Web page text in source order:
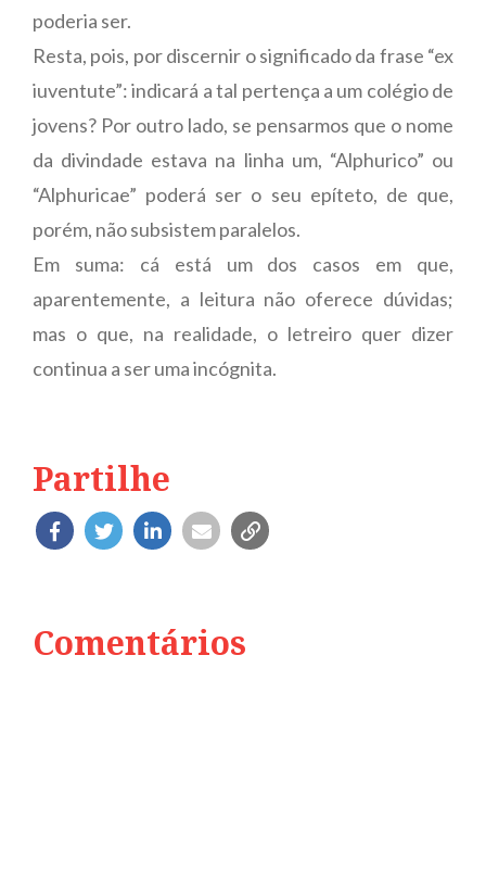
poderia ser.
Resta, pois, por discernir o significado da frase “ex
iuventute”: indicará a tal pertença a um colégio de
jovens? Por outro lado, se pensarmos que o nome
da divindade estava na linha um, “Alphurico” ou
“Alphuricae” poderá ser o seu epíteto, de que,
porém, não subsistem paralelos.
Em suma: cá está um dos casos em que,
aparentemente, a leitura não oferece dúvidas;
mas o que, na realidade, o letreiro quer dizer
continua a ser uma incógnita.
Partilhe
Comentários